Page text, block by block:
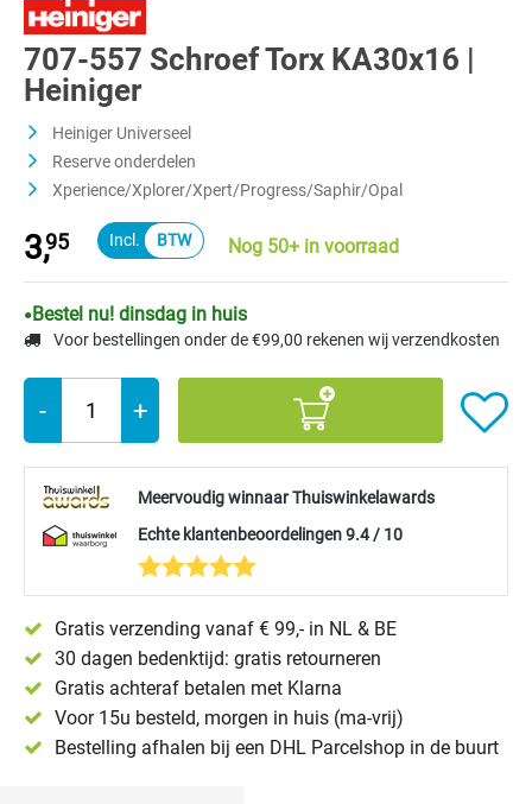
707-557 Schroef Torx KA30x16 |
Heiniger
Heiniger Universeel
Reserve onderdelen
Xperience/Xplorer/Xpert/Progress/Saphir/Opal
3,95 Nog 50+ in voorraad
Bestel nu! dinsdag in huis
Voor bestellingen onder de €99,00 rekenen wij verzendkosten
- +
Meervoudig winnaar Thuiswinkelawards
Echte klantenbeoordelingen 9.4 / 10
Gratis verzending vanaf € 99,- in NL & BE
30 dagen bedenktijd: gratis retourneren
Gratis achteraf betalen met Klarna
Voor 15u besteld, morgen in huis (ma-vrij)
Bestelling afhalen bij een DHL Parcelshop in de buurt